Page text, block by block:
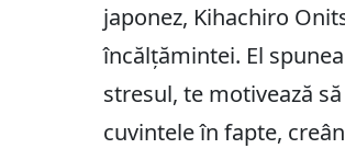
japonez, Kihachiro
încălțămintei. El
stresul, te motivează
cuvintele în fapte,